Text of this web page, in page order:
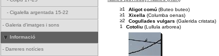
- Cigalella argentada 15-22
- Galeria d'imatges i sons
Informació
- Darreres notícies
≥1
Aligot comú (Buteo buteo)
≥1
Xixella (Columba oenas)
≥2
Cogullades vulgars (Galerida cristata)
1
Cotoliu (Lullula arborea)